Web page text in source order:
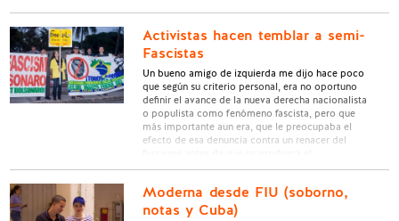
Activistas hacen temblar a semi-
Fascistas
Un bueno amigo de izquierda me dijo hace poco
que según su criterio personal, era no oportuno
definir el avance de la nueva derecha nacionalista
o populista como fenómeno fascista, pero que
más importante aun era, que le preocupaba el
efecto de esa denuncia contra un renacer del
Moderna desde FIU (soborno,
notas y Cuba)